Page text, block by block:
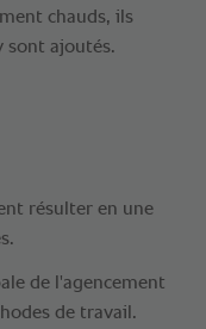
chauds, ils
sont ajoutés.
résulter en une
de l'agencement
de travail.